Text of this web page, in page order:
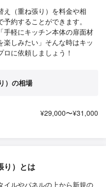
え（重ね張り）を料金や相
約することができます。
手軽にキッチン本体の扉面材
しみたい」そんな時はキッ
に依頼しましょう！
）の相場
¥29,000〜¥31,000
り）とは
イルやパネルの上から新規の